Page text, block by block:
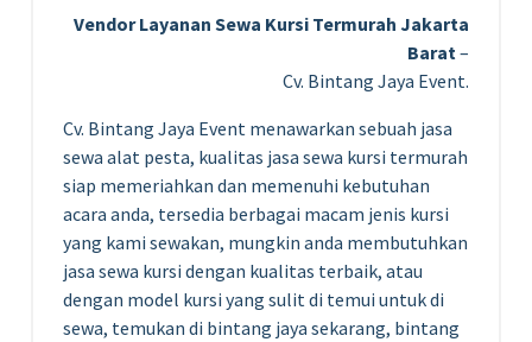
Vendor Layanan Sewa Kursi Termurah Jakarta
Barat –
Cv. Bintang Jaya Event.
Cv. Bintang Jaya Event menawarkan sebuah jasa
sewa alat pesta, kualitas jasa sewa kursi termurah
siap memeriahkan dan memenuhi kebutuhan
acara anda, tersedia berbagai macam jenis kursi
yang kami sewakan, mungkin anda membutuhkan
jasa sewa kursi dengan kualitas terbaik, atau
dengan model kursi yang sulit di temui untuk di
sewa, temukan di bintang jaya sekarang, bintang